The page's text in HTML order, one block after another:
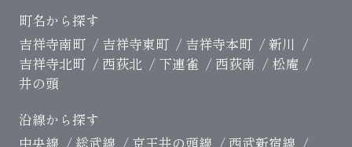
町名から探す
吉祥寺南町
吉祥寺東町 吉祥寺本町
新川
吉祥寺北町
西荻北 下連雀 西荻南
松庵
井の頭
沿線から探す
中央線
総武線 京王井の頭線
西武新宿線